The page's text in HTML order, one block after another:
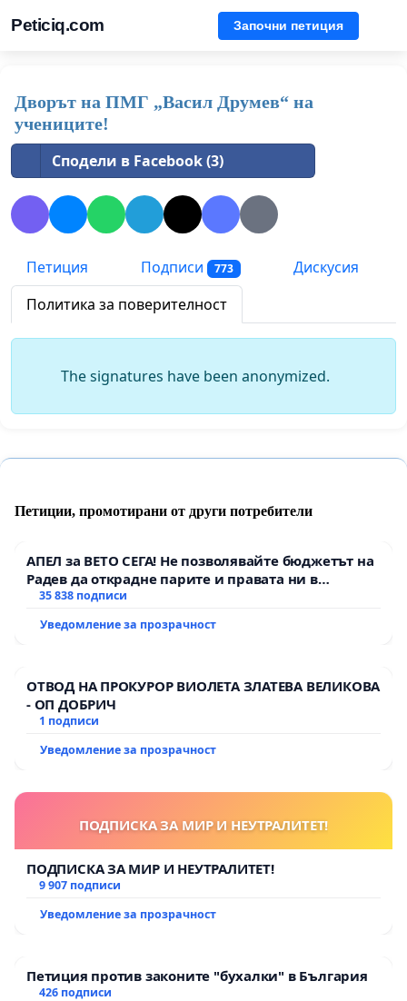
Peticiq.com Започни петиция
Дворът на ПМГ „Васил Друмев“ на
учениците!
Сподели в Facebook (3)
Петиция Подписи 773
Дискусия
Политика за поверителност
The signatures have been anonymized.
Петиции, промотирани от други потребители
АПЕЛ за ВЕТО СЕГА! Не позволявайте бюджетът на
Радев да открадне парите и правата ни в
тъмното
35 838 подписи
Уведомление за прозрачност
ОТВОД НА ПРОКУРОР ВИОЛЕТА ЗЛАТЕВА ВЕЛИКОВА
- ОП ДОБРИЧ
1 подписи
Уведомление за прозрачност
ПОДПИСКА ЗА МИР И НЕУТРАЛИТЕТ!
ПОДПИСКА ЗА МИР И НЕУТРАЛИТЕТ!
9 907 подписи
Уведомление за прозрачност
Петиция против законите "бухалки" в България
426 подписи